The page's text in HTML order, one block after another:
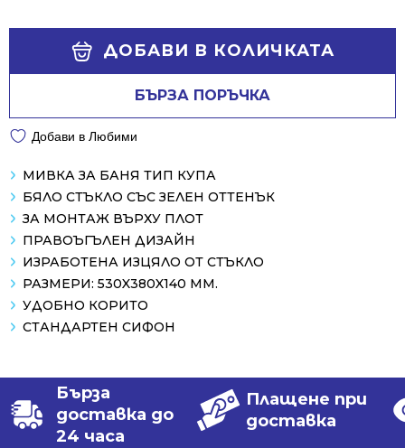
147.76 €
55.73 €
ДОБАВИ В КОЛИЧКАТА
БЪРЗА ПОРЪЧКА
Добави в Любими
МИВКА ЗА БАНЯ ТИП КУПА
БЯЛО СТЪКЛО СЪС ЗЕЛЕН ОТТЕНЪК
ЗА МОНТАЖ ВЪРХУ ПЛОТ
ПРАВОЪГЪЛЕН ДИЗАЙН
ИЗРАБОТЕНА ИЗЦЯЛО ОТ СТЪКЛО
РАЗМЕРИ: 530X380X140 ММ.
УДОБНО КОРИТО
СТАНДАРТЕН СИФОН
Бърза
доставка до
24 часа
Плащене при
доставка